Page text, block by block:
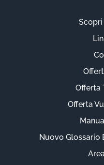
Offerta
Offerta
Nuovo